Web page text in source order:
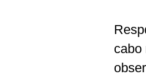
cabo